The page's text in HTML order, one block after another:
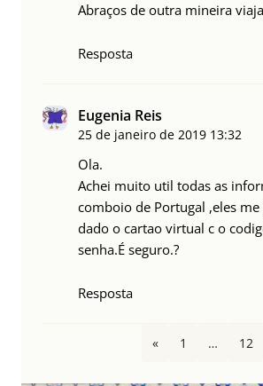
Abraços de outra mineira
Resposta
Eugenia Reis
25 de janeiro de 2019 13:32
Ola.
Achei muito util todas as
comboio de Portugal ,eles
dado o cartao virtual c o
senha.É seguro.?
Resposta
« 1 … 12